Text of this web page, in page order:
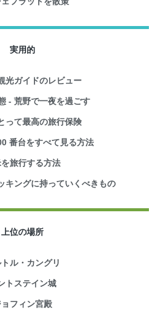
実用的
光ガイドのレビュー
- 荒野で一夜を過ごす
って最高の旅行保険
番台をすべて見る方法
旅行する方法
キングに持っていくべきもの
上位の場所
ル・カングリ
トステイン城
ョフィン宮殿